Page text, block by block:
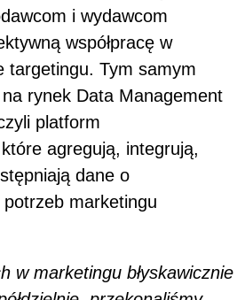
i wydawcom
współpracę w
targetingu. Tym samym
rynek Data Management
platform
agregują, integrują,
dane o
marketingu
w marketingu błyskawicznie